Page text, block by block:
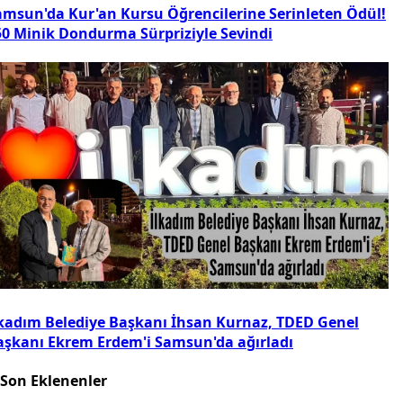
Kur'an Kursu Öğrencilerine Serinleten Ödül!
Minik Dondurma Sürpriziyle Sevindi
Belediye Başkanı İhsan Kurnaz, TDED Genel
Ekrem Erdem'i Samsun'da ağırladı
Son Eklenenler